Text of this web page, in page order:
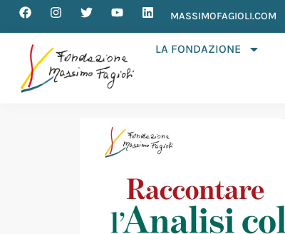
MASSIMOFAGIOLI.COM
LA FONDAZIONE